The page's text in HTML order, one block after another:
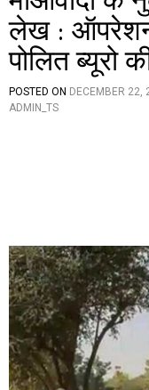
लेख :
पोलित ब्यूरो
POSTED ON DECEMBER 22,
ADMIN_TS